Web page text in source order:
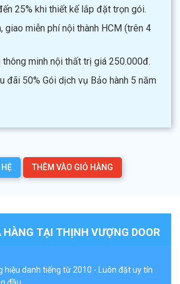
25% khi thiết kế lắp đặt trọn gói.
giao miễn phí nội thành HCM (trên 4
minh nội thất trị giá 250.000đ.
đãi 50% Gói dịch vụ Bảo hành 5 năm
THÊM VÀO GIỎ HÀNG
TẠI THỊNH VƯỢNG DOOR
hiệu danh tiếng từ 2010 - Luôn đặt uy tín